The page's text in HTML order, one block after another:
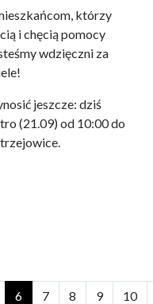
którzy
i chęcią pomocy
wdzięczni za
jeszcze: dziś
(21.09) od 10:00 do
6 7 8 9 10